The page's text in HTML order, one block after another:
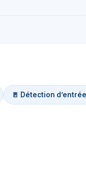
🚪 Détection d’entrée